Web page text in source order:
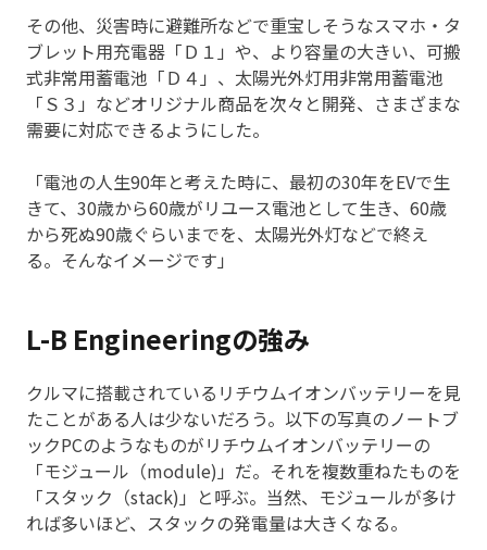
その他、災害時に避難所などで重宝しそうなスマホ・タ
ブレット用充電器「Ｄ１」や、より容量の大きい、可搬
式非常用蓄電池「Ｄ４」、太陽光外灯用非常用蓄電池
「Ｓ３」などオリジナル商品を次々と開発、さまざまな
需要に対応できるようにした。
「電池の人生90年と考えた時に、最初の30年をEVで生
きて、30歳から60歳がリユース電池として生き、60歳
から死ぬ90歳ぐらいまでを、太陽光外灯などで終え
る。そんなイメージです」
L-B Engineeringの強み
クルマに搭載されているリチウムイオンバッテリーを見
たことがある人は少ないだろう。以下の写真のノートブ
ックPCのようなものがリチウムイオンバッテリーの
「モジュール（module)」だ。それを複数重ねたものを
「スタック（stack)」と呼ぶ。当然、モジュールが多け
れば多いほど、スタックの発電量は大きくなる。